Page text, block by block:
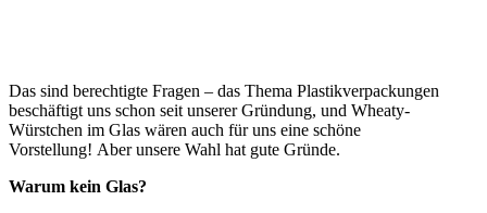
Das sind berechtigte Fragen – das Thema Plastikverpackungen
beschäftigt uns schon seit unserer Gründung, und Wheaty-
Würstchen im Glas wären auch für uns eine schöne
Vorstellung! Aber unsere Wahl hat gute Gründe.
Warum kein Glas?